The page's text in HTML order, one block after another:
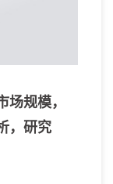
规模，
，研究